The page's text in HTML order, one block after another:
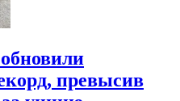
превысив